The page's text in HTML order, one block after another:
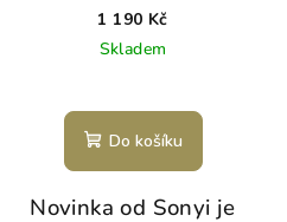
Sonya
1 190 Kč
Skladem
Do košíku
Novinka od Sonyi je